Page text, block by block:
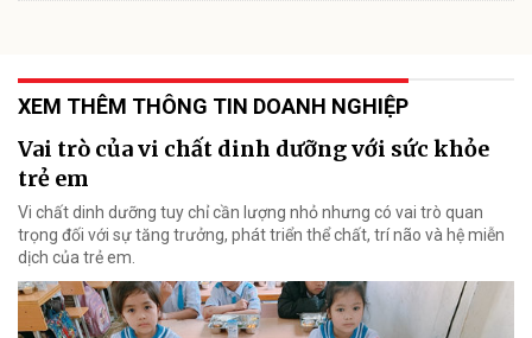
XEM THÊM THÔNG TIN DOANH NGHIỆP
Vai trò của vi chất dinh dưỡng với sức khỏe
trẻ em
Vi chất dinh dưỡng tuy chỉ cần lượng nhỏ nhưng có vai trò quan
trọng đối với sự tăng trưởng, phát triển thể chất, trí não và hệ miễn
dịch của trẻ em.